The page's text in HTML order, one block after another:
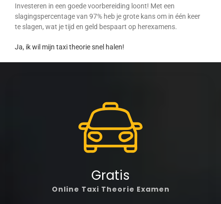
Investeren in een goede voorbereiding loont! Met een
slagingspercentage van 97% heb je grote kans om in één keer
te slagen, wat je tijd en geld bespaart op herexamens.
Ja, ik wil mijn taxi theorie snel halen!
Gratis
Online Taxi Theorie Examen